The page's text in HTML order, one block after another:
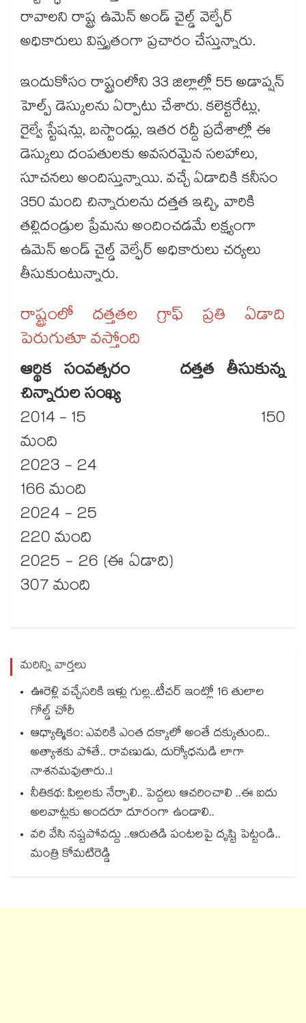
రావాలని రాష్ట్ర ఉమెన్ అండ్ చైల్డ్ వెల్ఫేర్
అధికారులు విస్తృతంగా ప్రచారం చేస్తున్నారు.
ఇందుకోసం రాష్ట్రంలోని 33 జిల్లాల్లో 55 అడాప్షన్
హెల్ప్ డెస్కులను ఏర్పాటు చేశారు. కలెక్టరేట్లు,
రైల్వే స్టేషన్లు, బస్టాండ్లు, ఇతర రద్దీ ప్రదేశాల్లో ఈ
డెస్కులు దంపతులకు అవసరమైన సలహాలు,
సూచనలు అందిస్తున్నాయి. వచ్చే ఏడాదికి కనీసం
350 మంది చిన్నారులను దత్తత ఇచ్చి, వారికి
తల్లిదండ్రుల ప్రేమను అందించడమే లక్ష్యంగా
ఉమెన్ అండ్ చైల్డ్ వెల్ఫేర్ అధికారులు చర్యలు
తీసుకుంటున్నారు.
రాష్ట్రంలో దత్తతల గ్రాఫ్ ప్రతి ఏడాది
పెరుగుతూ వస్తోంది
ఆర్థిక సంవత్సరం దత్తత తీసుకున్న
చిన్నారుల సంఖ్య
2014 - 15 150
మంది
2023 - 24
166 మంది
2024 - 25
220 మంది
2025 - 26 (ఈ ఏడాది)
307 మంది
మరిన్ని వార్తలు
ఊరెళ్లి వచ్చేసరికి ఇళ్లు గుల్ల..టీచర్ ఇంట్లో 16 తులాల
గోల్డ్ చోరీ
ఆధ్యాత్మికం: ఎవరికి ఎంత దక్కాలో అంతే దక్కుతుంది..
అత్యాశకు పోతే.. రావణుడు, దుర్యోధనుడి లాగా
నాశనమవుతారు..!
నీతికథ: పిల్లలకు నేర్పాలి.. పెద్దలు ఆచరించాలి ..ఈ ఐదు
అలవాట్లకు అందరూ దూరంగా ఉండాలి..
వరి వేసి నష్టపోవద్దు ..ఆరుతడి పంటలపై దృష్టి పెట్టండి..
మంత్రి కోమటిరెడ్డి